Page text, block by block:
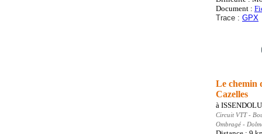
Document :
Trace : GPX
Le chemin
Cazelles
à
Circuit VTT-
Ombragé -